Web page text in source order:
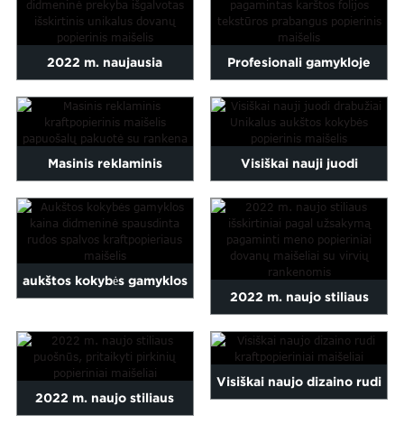
Filipino
Hawaiian
Kazakh
Latin
Malagasy
Nepali
Punjabi
Scots Gaelic
Ukrainian
Welsh
2022 m. naujausia
didmeninė prekyba Fancy
Exquisite Unique Gi...
Profesionali gamykloje
pagaminta karštos folijos
tekstūra ...
Masinis reklaminis
kraftpopieriaus maišelio
papuošalų paketas...
Visiškai nauji juodi
drabužiai Unikalus
popierinis maišelis su ...
aukštos kokybės gamyklos
br...
2022 m. naujo stiliaus
išskirtinis pagal užsakymą
pagamintas meno
popierius...
2022 m. naujo stiliaus
Visiškai naujo dizaino rudi